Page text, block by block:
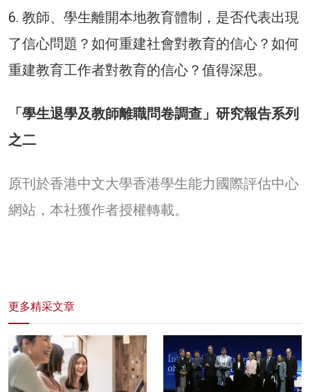
6. 教師、學生離開本地教育體制，是否代表出現
了信心問題？如何重建社會對教育的信心？如何
重建教育工作者對教育的信心？值得深思。
「學生退學及教師離職問卷調查」研究報告系列
之二
原刊於香港中文大學香港學生能力國際評估中心
網站 ，本社獲作者授權轉載。
更多精采文章